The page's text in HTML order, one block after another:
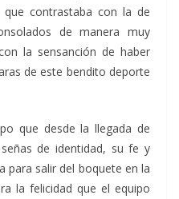
contrastaba con la de
de manera muy
la sensanción de haber
de este bendito deporte
que desde la llegada de
de identidad, su fe y
para salir del boquete en la
la felicidad que el equipo